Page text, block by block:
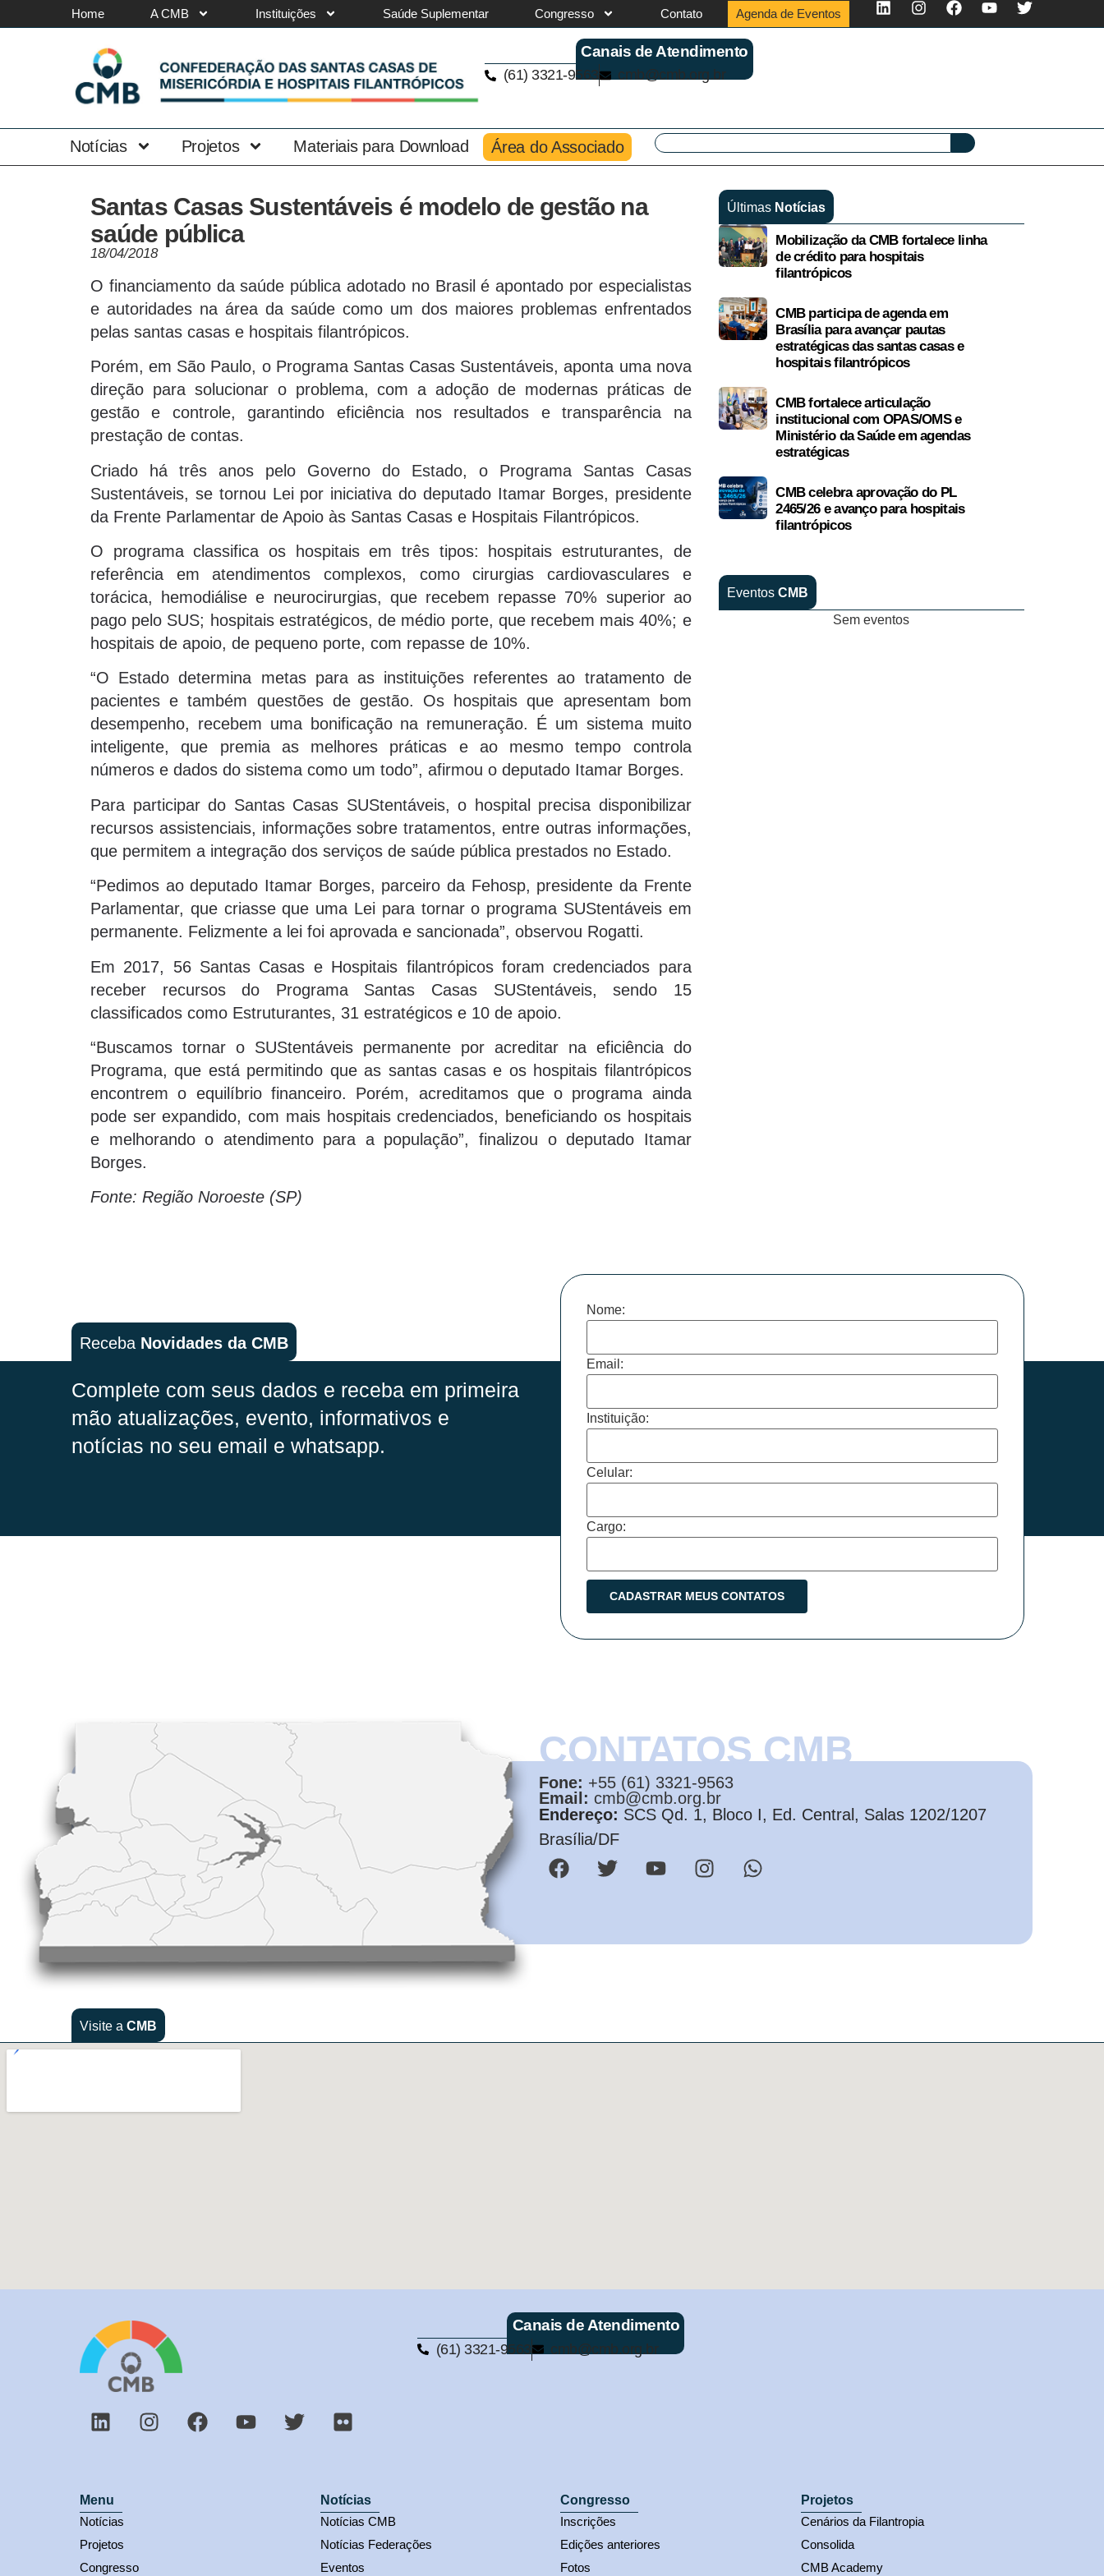
Home A CMB Instituições Saúde Suplementar Congresso Contato Agenda de Eventos
Canais de Atendimento
(61) 3321-9563 cmb@cmb.org.br
Notícias Projetos Materiais para Download Área do Associado
Santas Casas Sustentáveis é modelo de gestão na
saúde pública
18/04/2018
O financiamento da saúde pública adotado no Brasil é apontado por especialistas
e autoridades na área da saúde como um dos maiores problemas enfrentados
pelas santas casas e hospitais filantrópicos.
Porém, em São Paulo, o Programa Santas Casas Sustentáveis, aponta uma nova
direção para solucionar o problema, com a adoção de modernas práticas de
gestão e controle, garantindo eficiência nos resultados e transparência na
prestação de contas.
Criado há três anos pelo Governo do Estado, o Programa Santas Casas
Sustentáveis, se tornou Lei por iniciativa do deputado Itamar Borges, presidente
da Frente Parlamentar de Apoio às Santas Casas e Hospitais Filantrópicos.
O programa classifica os hospitais em três tipos: hospitais estruturantes, de
referência em atendimentos complexos, como cirurgias cardiovasculares e
torácica, hemodiálise e neurocirurgias, que recebem repasse 70% superior ao
pago pelo SUS; hospitais estratégicos, de médio porte, que recebem mais 40%; e
hospitais de apoio, de pequeno porte, com repasse de 10%.
“O Estado determina metas para as instituições referentes ao tratamento de
pacientes e também questões de gestão. Os hospitais que apresentam bom
desempenho, recebem uma bonificação na remuneração. É um sistema muito
inteligente, que premia as melhores práticas e ao mesmo tempo controla
números e dados do sistema como um todo”, afirmou o deputado Itamar Borges.
Para participar do Santas Casas SUStentáveis, o hospital precisa disponibilizar
recursos assistenciais, informações sobre tratamentos, entre outras informações,
que permitem a integração dos serviços de saúde pública prestados no Estado.
“Pedimos ao deputado Itamar Borges, parceiro da Fehosp, presidente da Frente
Parlamentar, que criasse que uma Lei para tornar o programa SUStentáveis em
permanente. Felizmente a lei foi aprovada e sancionada”, observou Rogatti.
Em 2017, 56 Santas Casas e Hospitais filantrópicos foram credenciados para
receber recursos do Programa Santas Casas SUStentáveis, sendo 15
classificados como Estruturantes, 31 estratégicos e 10 de apoio.
“Buscamos tornar o SUStentáveis permanente por acreditar na eficiência do
Programa, que está permitindo que as santas casas e os hospitais filantrópicos
encontrem o equilíbrio financeiro. Porém, acreditamos que o programa ainda
pode ser expandido, com mais hospitais credenciados, beneficiando os hospitais
e melhorando o atendimento para a população”, finalizou o deputado Itamar
Borges.
Fonte: Região Noroeste (SP)
Últimas Notícias
Mobilização da CMB fortalece linha
de crédito para hospitais
filantrópicos
CMB participa de agenda em
Brasília para avançar pautas
estratégicas das santas casas e
hospitais filantrópicos
CMB fortalece articulação
institucional com OPAS/OMS e
Ministério da Saúde em agendas
estratégicas
CMB celebra aprovação do PL
2465/26 e avanço para hospitais
filantrópicos
Eventos CMB
Sem eventos
Receba Novidades da CMB
Complete com seus dados e receba em primeira
mão atualizações, evento, informativos e
notícias no seu email e whatsapp.
Nome:
Email:
Instituição:
Celular:
Cargo:
CONTATOS CMB
Fone: +55 (61) 3321-9563
Email: cmb@cmb.org.br
Endereço: SCS Qd. 1, Bloco I, Ed. Central, Salas 1202/1207
Brasília/DF
Visite a CMB
Canais de Atendimento
(61) 3321-9563 cmb@cmb.org.br
Menu
Notícias
Projetos
Congresso
Notícias
Notícias CMB
Notícias Federações
Eventos
Congresso
Inscrições
Edições anteriores
Fotos
Projetos
Cenários da Filantropia
Consolida
CMB Academy